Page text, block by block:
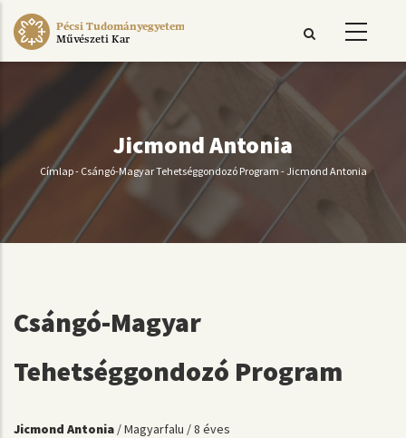
Ugrás
Pécsi Tudományegyetem
Művészeti Kar
Jicmond Antonia
Morzsa
Címlap- Csángó-Magyar Tehetséggondozó Program -Jicmond Antonia
Csángó-Magyar
Tehetséggondozó Program
Jicmond Antonia / Magyarfalu / 8 éves